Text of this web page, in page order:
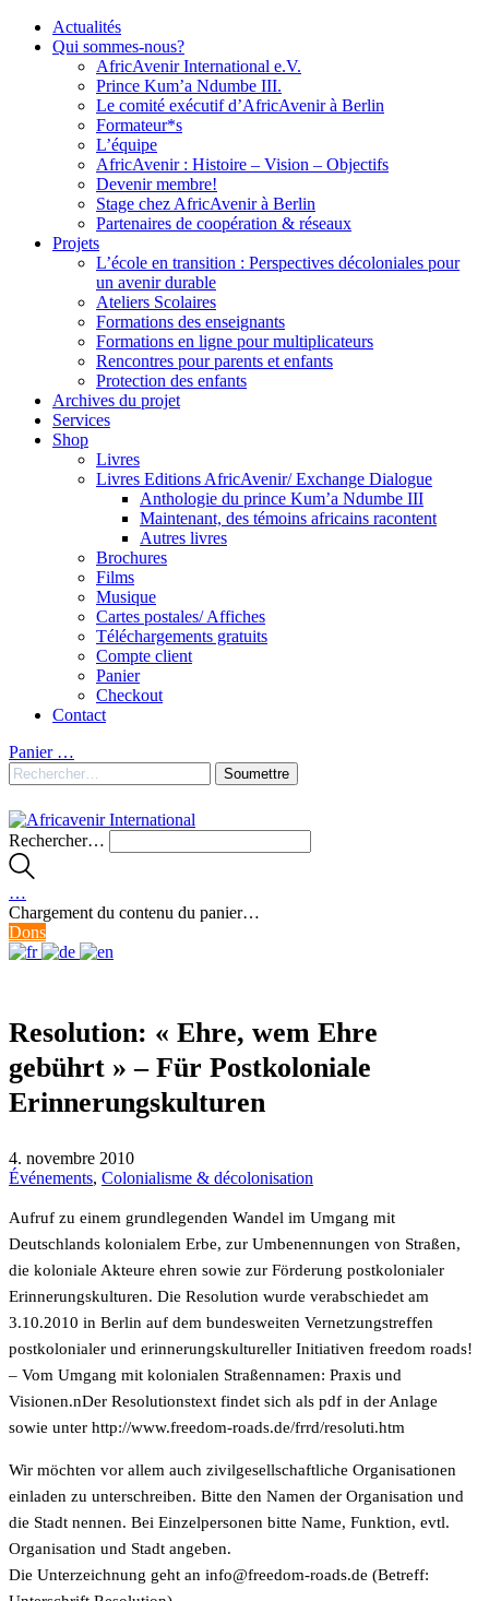
Actualités
Qui sommes-nous?
AfricAvenir International e.V.
Prince Kum’a Ndumbe III.
Le comité exécutif d’AfricAvenir à Berlin
Formateur*s
L’équipe
AfricAvenir : Histoire – Vision – Objectifs
Devenir membre!
Stage chez AfricAvenir à Berlin
Partenaires de coopération & réseaux
Projets
L’école en transition : Perspectives décoloniales pour
un avenir durable
Ateliers Scolaires
Formations des enseignants
Formations en ligne pour multiplicateurs
Rencontres pour parents et enfants
Protection des enfants
Archives du projet
Services
Shop
Livres
Livres Editions AfricAvenir/ Exchange Dialogue
Anthologie du prince Kum’a Ndumbe III
Maintenant, des témoins africains racontent
Autres livres
Brochures
Films
Musique
Cartes postales/ Affiches
Téléchargements gratuits
Compte client
Panier
Checkout
Contact
Panier …
Rechercher…
…
Chargement du contenu du panier…
Dons
Resolution: « Ehre, wem Ehre
gebührt » – Für Postkoloniale
Erinnerungskulturen
4. novembre 2010
Événements, Colonialisme & décolonisation
Aufruf zu einem grundlegenden Wandel im Umgang mit
Deutschlands kolonialem Erbe, zur Umbenennungen von Straßen,
die koloniale Akteure ehren sowie zur Förderung postkolonialer
Erinnerungskulturen. Die Resolution wurde verabschiedet am
3.10.2010 in Berlin auf dem bundesweiten Vernetzungstreffen
postkolonialer und erinnerungskultureller Initiativen freedom roads!
– Vom Umgang mit kolonialen Straßennamen: Praxis und
Visionen.nDer Resolutionstext findet sich als pdf in der Anlage
sowie unter http://www.freedom-roads.de/frrd/resoluti.htm
Wir möchten vor allem auch zivilgesellschaftliche Organisationen
einladen zu unterschreiben. Bitte den Namen der Organisation und
die Stadt nennen. Bei Einzelpersonen bitte Name, Funktion, evtl.
Organisation und Stadt angeben.
Die Unterzeichnung geht an ed.sdaor-modeerf@ofni (Betreff: